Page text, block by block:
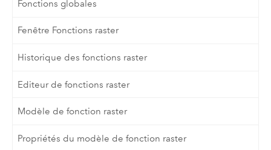
Fonctions globales
Fenêtre Fonctions raster
Historique des fonctions raster
Editeur de fonctions raster
Modèle de fonction raster
Propriétés du modèle de fonction raster